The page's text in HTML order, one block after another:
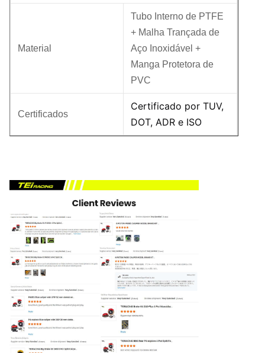
Material
Tubo Interno de PTFE
+ Malha Trançada de
Aço Inoxidável +
Manga Protetora de
PVC
Certificados
Certificado por TUV,
DOT, ADR e ISO